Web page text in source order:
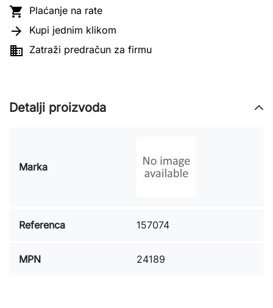
 Plaćanje na rate
 Kupi jednim klikom
 Zatraži predračun za firmu
Detalji proizvoda
Marka
Referenca 157074
MPN 24189